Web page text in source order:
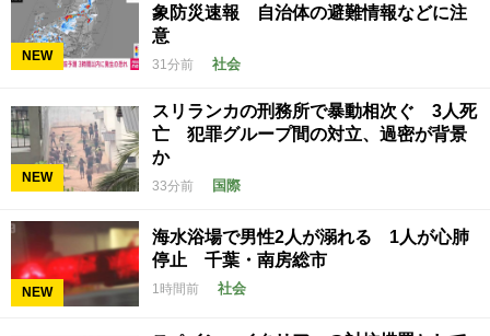
NEW
象防災速報 自治体の避難情報などに注
意
31分前 社会
NEW
スリランカの刑務所で暴動相次ぐ 3人死
亡 犯罪グループ間の対立、過密が背景
か
33分前 国際
NEW
海水浴場で男性2人が溺れる 1人が心肺
停止 千葉・南房総市
1時間前 社会